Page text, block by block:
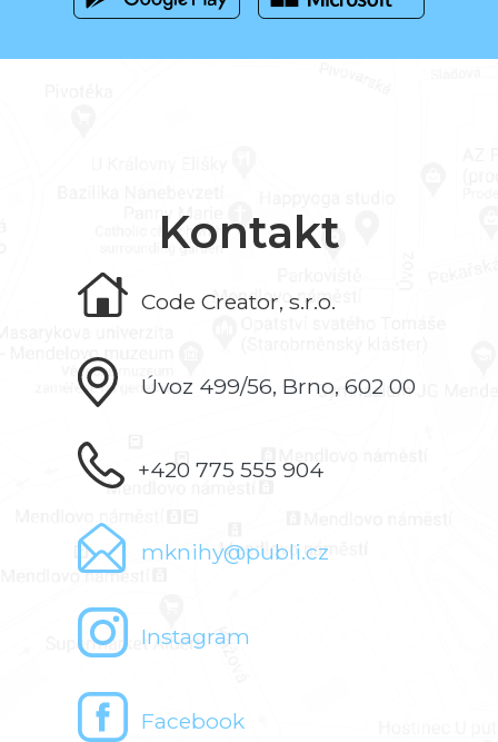
Kontakt
Code Creator, s.r.o.
Úvoz 499/56, Brno, 602 00
+420 775 555 904
mknihy@publi.cz
Instagram
Facebook